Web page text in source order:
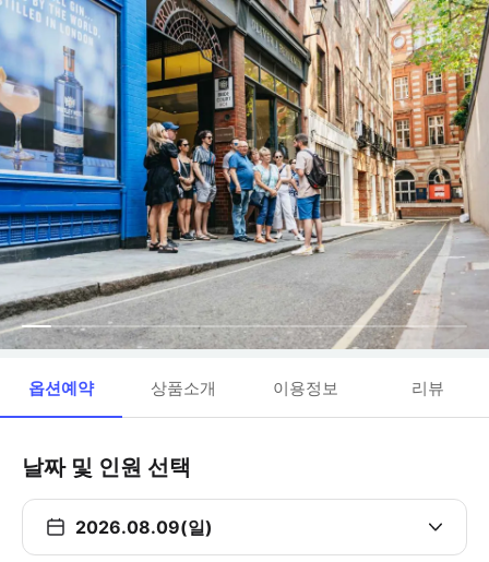
옵션예약 상품소개 이용정보 리뷰
날짜 및 인원 선택
2026.08.09(일)